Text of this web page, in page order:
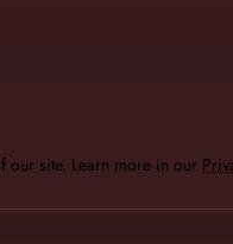
our site. Learn more in our